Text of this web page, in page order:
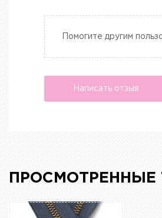
Помогите другим
Написать отзыв
ПРОСМОТРЕННЫЕ